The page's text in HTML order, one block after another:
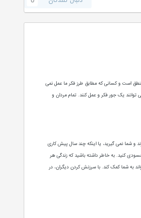
منطق است و کسانی که مطابق طرز فکر ما عمل نمی
یک جور فکر و عمل کنند. تمام مردان و
و شما نمی گیرید، یا اینکه چند سال پیش کاری
کنید. به خاطر داشته باشید که زندگی هر
به شما کمک کند. با سرزنش کردن دیگران، در